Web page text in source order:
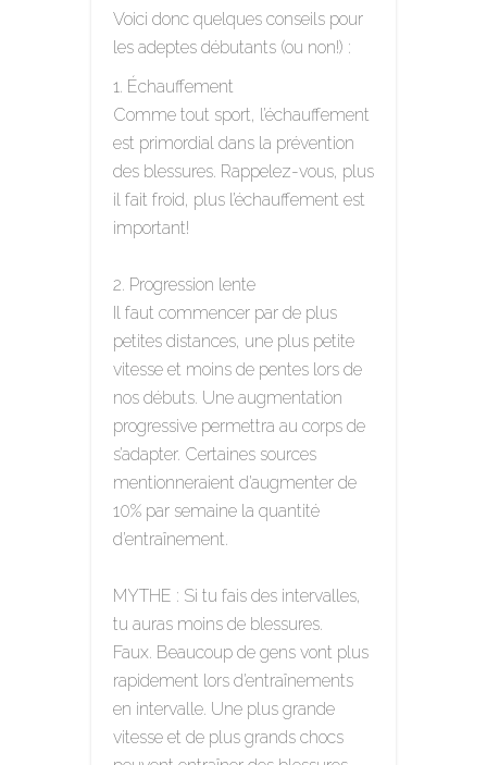
Voici donc quelques conseils pour
les adeptes débutants (ou non!) :
Échauffement
Comme tout sport, l’échauffement
est primordial dans la prévention
des blessures. Rappelez-vous, plus
il fait froid, plus l’échauffement est
important!
Progression lente
Il faut commencer par de plus
petites distances, une plus petite
vitesse et moins de pentes lors de
nos débuts. Une augmentation
progressive permettra au corps de
s’adapter. Certaines sources
mentionneraient d’augmenter de
10% par semaine la quantité
d’entraînement.
MYTHE : Si tu fais des intervalles,
tu auras moins de blessures.
Faux. Beaucoup de gens vont plus
rapidement lors d’entraînements
en intervalle. Une plus grande
vitesse et de plus grands chocs